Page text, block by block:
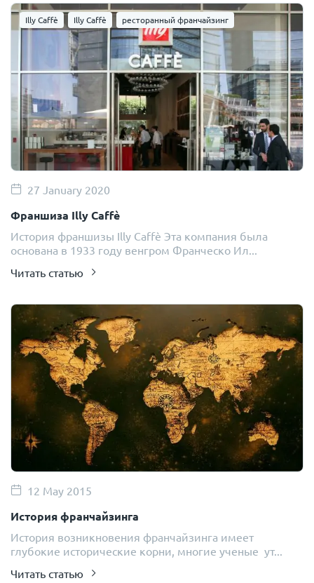
Illy Caffè Illy Caffè ресторанный франчайзинг
27 January 2020
Франшиза Illy Caffè
История франшизы Illy Caffè Эта компания была
основана в 1933 году венгром Франческо Ил...
Читать статью
12 May 2015
История франчайзинга
История возникновения франчайзинга имеет
глубокие исторические корни, многие ученые ут...
Читать статью